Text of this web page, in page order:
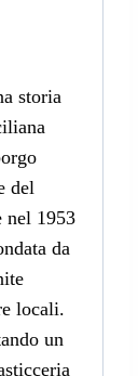
storia
del
nel 1953
da
locali.
un